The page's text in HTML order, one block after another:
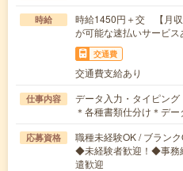
時給
時給1450円＋交 【月
が可能な速払いサービス
交通費
交通費支給あり
仕事内容
データ入力・タイピング
＊各種書類仕分け＊デ
応募資格
職種未経験OK / ブラン
◆未経験者歓迎！◆事務
遣歓迎